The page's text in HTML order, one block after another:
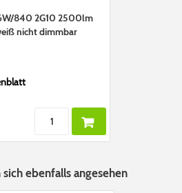
840 2G10 2500lm
nicht dimmbar
ebenfalls angesehen